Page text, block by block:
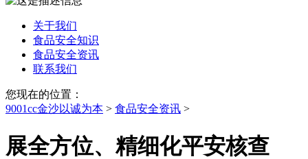
关于我们
食品安全知识
食品安全资讯
联系我们
您现在的位置：
9001cc金沙以诚为本 > 食品安全资讯 >
展全方位、精细化平安核查